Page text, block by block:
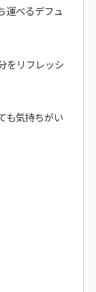
運べるデフュ
をリフレッシ
も気持ちがい